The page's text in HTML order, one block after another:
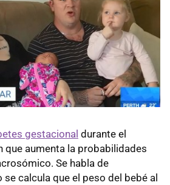
gestacional durante el
que aumenta la probabilidades
Se habla de
se calcula que el peso del bebé al